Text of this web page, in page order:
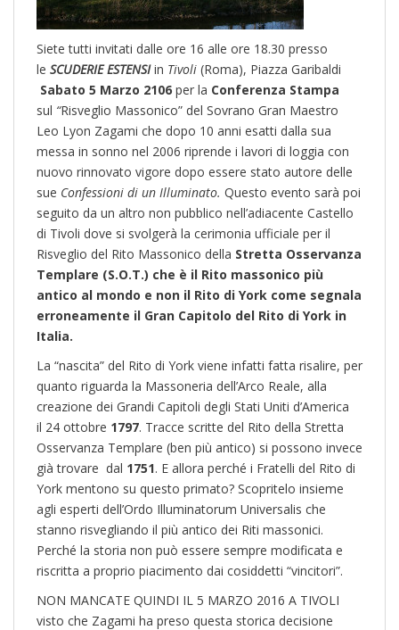
Siete tutti invitati dalle ore 16 alle ore 18.30 presso
le SCUDERIE ESTENSIin Tivoli (Roma), Piazza Garibaldi
Sabato 5 Marzo 2106 per la Conferenza Stampa
sul “Risveglio Massonico” del Sovrano Gran Maestro
Leo Lyon Zagami che dopo 10 anni esatti dalla sua
messa in sonno nel 2006 riprende i lavori di loggia con
nuovo rinnovato vigore dopo essere stato autore delle
sue Confessioni di un Illuminato. Questo evento sarà poi
seguito da un altro non pubblico nell’adiacente Castello
di Tivoli dove si svolgerà la cerimonia ufficiale per il
Risveglio del Rito Massonico della Stretta Osservanza
Templare (S.O.T.) che è il Rito massonico più
antico al mondo e non il Rito di York come segnala
erroneamente il Gran Capitolo del Rito di York in
Italia.
La “nascita” del Rito di York viene infatti fatta risalire, per
quanto riguarda la Massoneria dell’Arco Reale, alla
creazione dei Grandi Capitoli degli Stati Uniti d’America
il 24 ottobre 1797. Tracce scritte del Rito della Stretta
Osservanza Templare (ben più antico) si possono invece
già trovare dal 1751. E allora perché i Fratelli del Rito di
York mentono su questo primato? Scopritelo insieme
agli esperti dell’Ordo Illuminatorum Universalis che
stanno risvegliando il più antico dei Riti massonici.
Perché la storia non può essere sempre modificata e
riscritta a proprio piacimento dai cosiddetti “vincitori”.
NON MANCATE QUINDI IL 5 MARZO 2016 A TIVOLI
visto che Zagami ha preso questa storica decisione